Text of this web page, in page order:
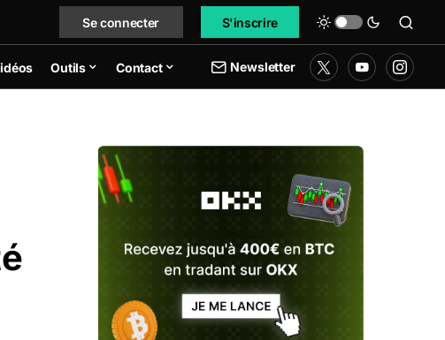
Se connecter S'inscrire
Outils Contact Newsletter